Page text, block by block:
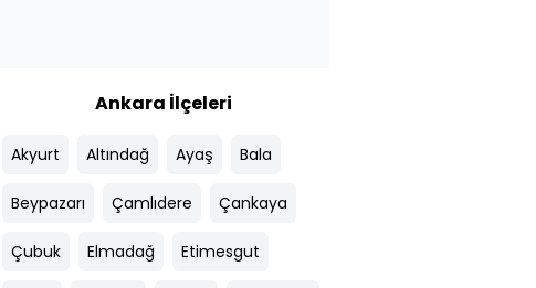
Ankara İlçeleri
Akyurt Altındağ Ayaş Bala
Beypazarı Çamlıdere Çankaya
Çubuk Elmadağ Etimesgut